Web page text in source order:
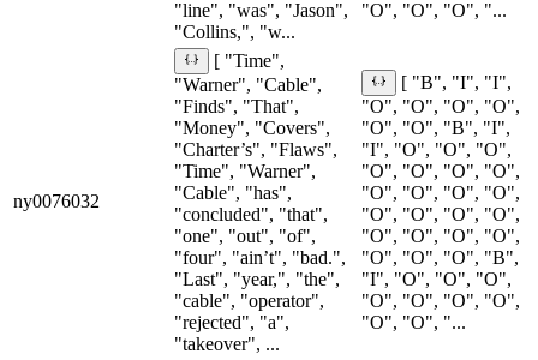
"line", "was", "Jason",
"Collins,", "w...
"O", "O", "O", "...
ny0076032
[ "Time",
"Warner", "Cable",
"Finds", "That",
"Money", "Covers",
"Charter’s", "Flaws",
"Time", "Warner",
"Cable", "has",
"concluded", "that",
"one", "out", "of",
"four", "ain’t", "bad.",
"Last", "year,", "the",
"cable", "operator",
"rejected", "a",
"takeover", ...
[ "B", "I", "I",
"O", "O", "O", "O",
"O", "O", "B", "I",
"I", "O", "O", "O",
"O", "O", "O", "O",
"O", "O", "O", "O",
"O", "O", "O", "O",
"O", "O", "O", "O",
"O", "O", "O", "B",
"I", "O", "O", "O",
"O", "O", "O", "O",
"O", "O", "...